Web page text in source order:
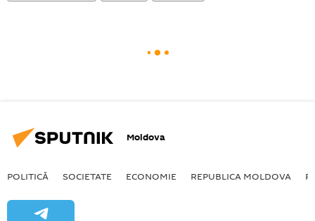
Moldova
POLITICĂ SOCIETATE ECONOMIE REPUBLICA MOLDOVA